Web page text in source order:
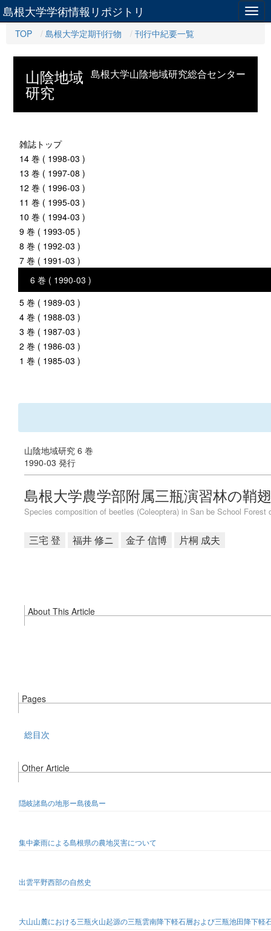
島根大学学術情報リポジトリ
TOP 島根大学定期刊行物 刊行中紀要一覧
島根大学山陰地域研究総合センター
山陰地域
研究
雑誌トップ
14 巻 ( 1998-03 )
13 巻 ( 1997-08 )
12 巻 ( 1996-03 )
11 巻 ( 1995-03 )
10 巻 ( 1994-03 )
9 巻 ( 1993-05 )
8 巻 ( 1992-03 )
7 巻 ( 1991-03 )
6 巻 ( 1990-03 )
5 巻 ( 1989-03 )
4 巻 ( 1988-03 )
3 巻 ( 1987-03 )
2 巻 ( 1986-03 )
1 巻 ( 1985-03 )
山陰地域研究 6 巻
1990-03 発行
島根大学農学部附属三瓶演習林の鞘
Species composition of beetles (Coleoptera) in San be School Forest
三宅 登 福井 修ニ 金子 信博 片桐 成夫
About This Article
Pages
総目次
Other Article
隠岐諸島の地形ー島後島ー
集中豪雨による島根県の農地災害について
出雲平野西部の自然史
大山山麓における三瓶火山起源の三瓶雲南降下軽石層および三瓶池田降下軽